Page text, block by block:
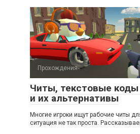
Прохождения
Читы, текстовые коды
и их альтернативы
Многие игроки ищут рабочие читы
ситуация не так проста.